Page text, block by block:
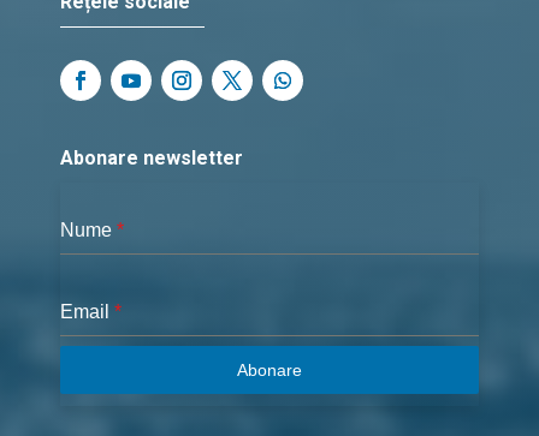
Abonare newsletter
Nume *
Email *
Abonare